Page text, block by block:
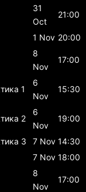
31
Oct
21:00
1 Nov 20:00
8
Nov
17:00
1
6
Nov
15:30
2
6
Nov
19:00
3 7 Nov 14:30
7 Nov 18:00
8
Nov
17:00